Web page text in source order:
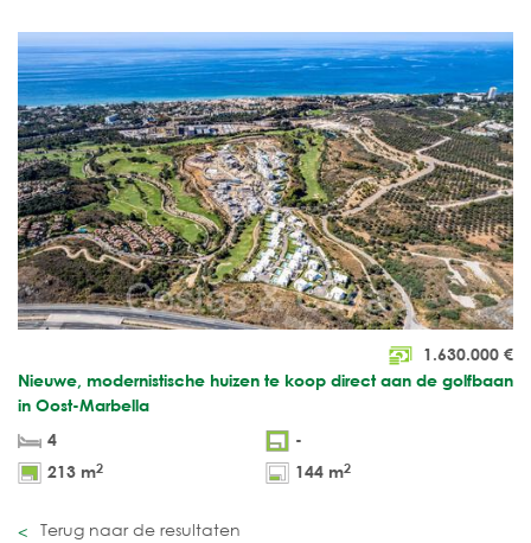
1.630.000 €
Nieuwe, modernistische huizen te koop direct aan de golfbaan
in Oost-Marbella
4
-
213 m2 144 m2
Terug naar de resultaten